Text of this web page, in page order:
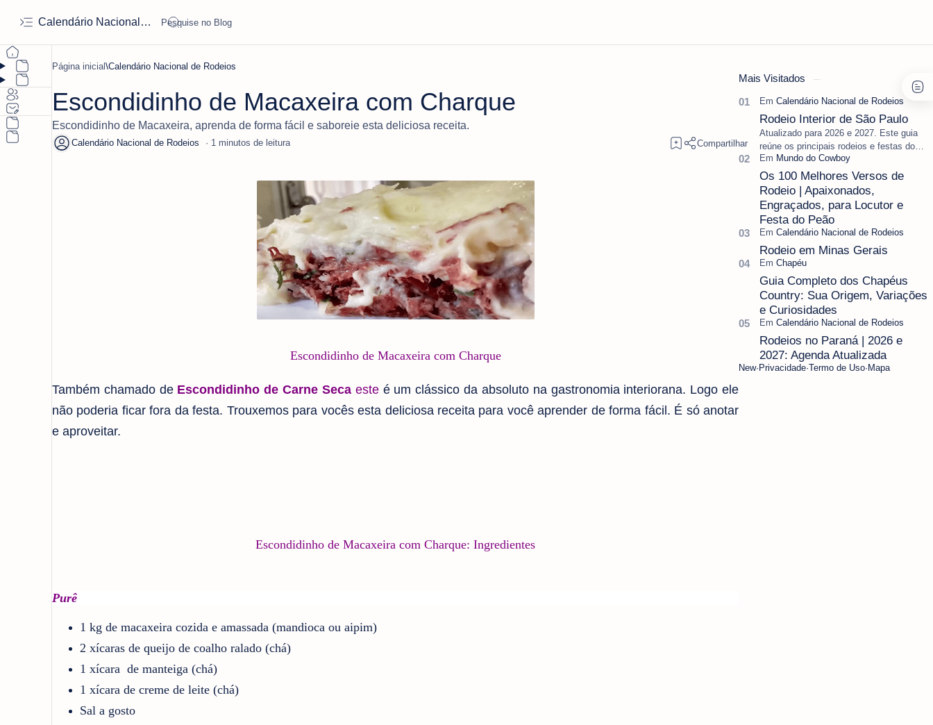
Calendário Nacional de Rodeios
Página inicial Calendário Nacional de Rodeios
Escondidinho de Macaxeira com Charque
Escondidinho de Macaxeira, aprenda de forma fácil e saboreie esta deliciosa receita.
1
Escondidinho de Macaxeira com Charque
Também chamado de Escondidinho de Carne Seca este é um clássico da absoluto na gastronomia interiorana. Logo ele
não poderia ficar fora da festa. Trouxemos para vocês esta deliciosa receita para você aprender de forma fácil. É só anotar
e aproveitar.
Escondidinho de Macaxeira com Charque: Ingredientes
Purê
1 kg de macaxeira cozida e amassada (mandioca ou aipim)
2 xícaras de queijo de coalho ralado (chá)
1 xícara de manteiga (chá)
1 xícara de creme de leite (chá)
Sal a gosto
Mais Visitados
Rodeio Interior de São Paulo
Atualizado para 2026 e 2027. Este guia
reúne os principais rodeios e festas do
peão do interior de São Paulo, separando
as datas oficiais ainda vál…
Os 100 Melhores Versos de
Rodeio | Apaixonados,
Engraçados, para Locutor e
Festa do Peão
Rodeio em Minas Gerais
Guia Completo dos Chapéus
Country: Sua Origem, Variações
e Curiosidades
Rodeios no Paraná | 2026 e
2027: Agenda Atualizada
New Privacidade Termo de Uso Mapa